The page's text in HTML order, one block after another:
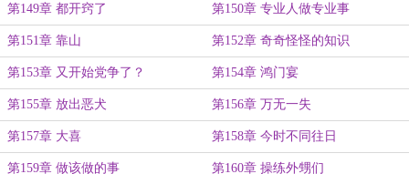
第149章 都开窍了 第150章 专业人做专业事
第151章 靠山 第152章 奇奇怪怪的知识
第153章 又开始党争了？ 第154章 鸿门宴
第155章 放出恶犬 第156章 万无一失
第157章 大喜 第158章 今时不同往日
第159章 做该做的事 第160章 操练外甥们